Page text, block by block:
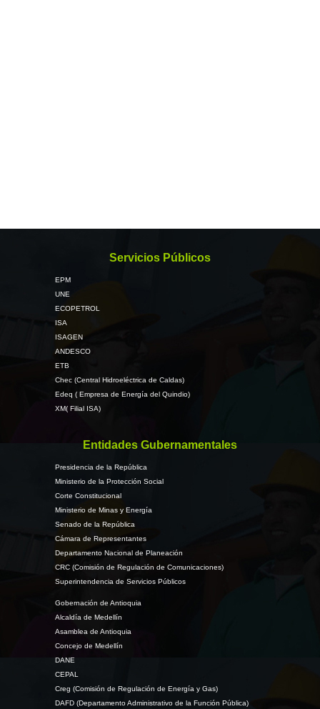
Servicios Públicos
EPM
UNE
ECOPETROL
ISA
ISAGEN
ANDESCO
ETB
Chec (Central Hidroeléctrica de Caldas)
Edeq ( Empresa de Energía del Quindio)
XM( Filial ISA)
Entidades Gubernamentales
Presidencia de la República
Ministerio de la Protección Social
Corte Constitucional
Ministerio de Minas y Energía
Senado de la República
Cámara de Representantes
Departamento Nacional de Planeación
CRC (Comisión de Regulación de Comunicaciones)
Superintendencia de Servicios Públicos
Gobernación de Antioquia
Alcaldía de Medellín
Asamblea de Antioquia
Concejo de Medellín
DANE
CEPAL
Creg (Comisión de Regulación de Energía y Gas)
DAFD (Departamento Administrativo de la Función Pública)